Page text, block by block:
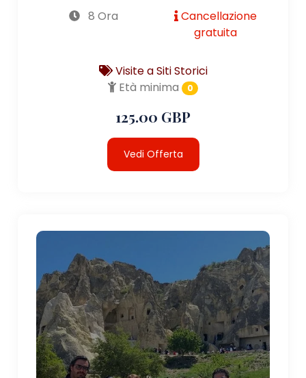
8 Ora
Cancellazione
gratuita
Visite a Siti Storici
Età minima
0
125.00 GBP
Vedi Offerta